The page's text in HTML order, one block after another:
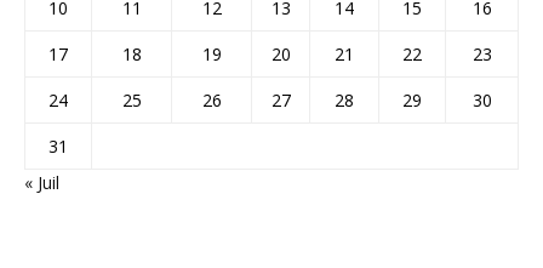
10
11 12 13 14 15
16
17
18 19 20 21 22
23
24
25 26 27 28 29
30
31
« Juil